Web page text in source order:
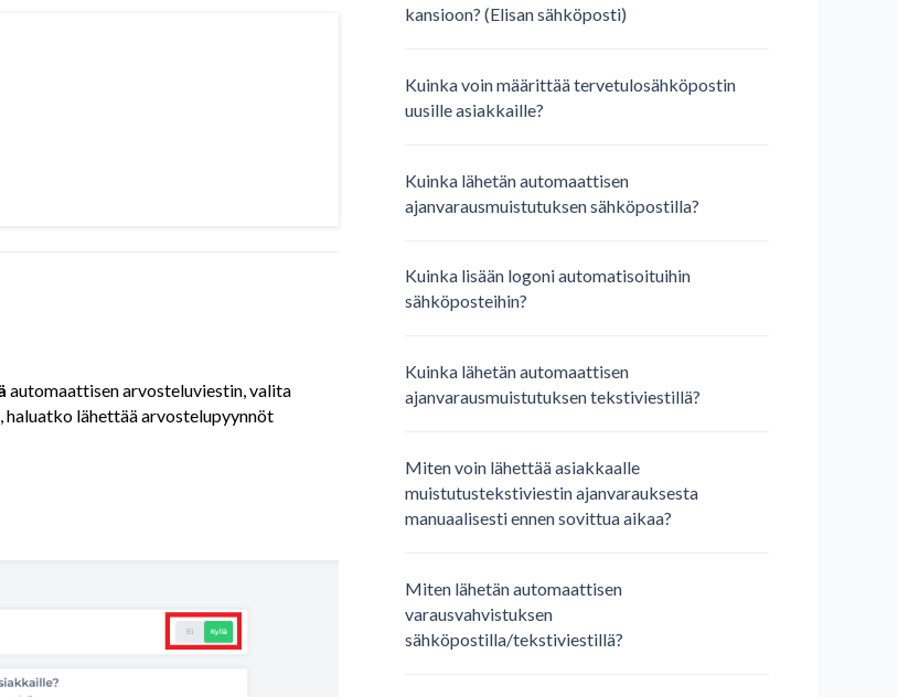
automaattisen arvosteluviestin, valita
haluatko lähettää arvostelupyynnöt
kansioon? (Elisan sähköposti)
Kuinka voin määrittää tervetulosähköpostin
uusille asiakkaille?
Kuinka lähetän automaattisen
ajanvarausmuistutuksen sähköpostilla?
Kuinka lisään logoni automatisoituihin
sähköposteihin?
Kuinka lähetän automaattisen
ajanvarausmuistutuksen tekstiviestillä?
Miten voin lähettää asiakkaalle
muistutustekstiviestin ajanvarauksesta
manuaalisesti ennen sovittua aikaa?
Miten lähetän automaattisen
varausvahvistuksen
sähköpostilla/tekstiviestillä?